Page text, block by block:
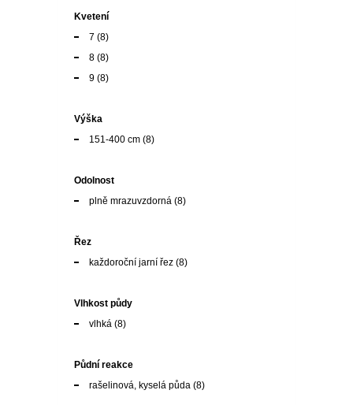
Kvetení
7 (8)
8 (8)
9 (8)
Výška
151-400 cm (8)
Odolnost
plně mrazuvzdorná (8)
Řez
každoroční jarní řez (8)
Vlhkost půdy
vlhká (8)
Půdní reakce
rašelinová, kyselá půda (8)